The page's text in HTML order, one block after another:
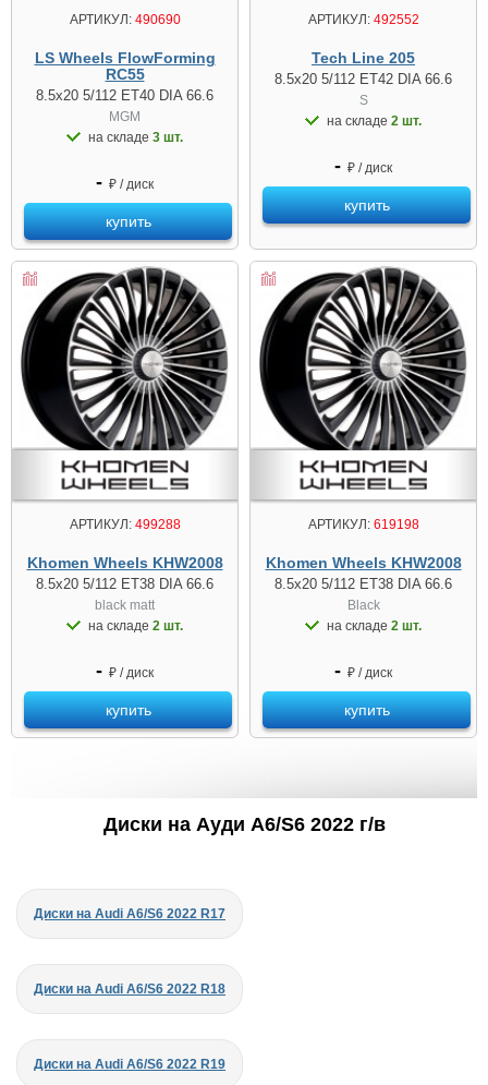
АРТИКУЛ:490690
LS Wheels FlowForming
RC55
8.5x20 5/112 ET40 DIA 66.6
MGM
на складе 3 шт.
- ₽ / диск
купить
АРТИКУЛ:492552
Tech Line 205
8.5x20 5/112 ET42 DIA 66.6
S
на складе 2 шт.
- ₽ / диск
купить
АРТИКУЛ:499288
Khomen Wheels KHW2008
8.5x20 5/112 ET38 DIA 66.6
black matt
на складе 2 шт.
- ₽ / диск
купить
АРТИКУЛ:619198
Khomen Wheels KHW2008
8.5x20 5/112 ET38 DIA 66.6
Black
на складе 2 шт.
- ₽ / диск
купить
Диски на Ауди A6/S6 2022 г/в
Диски на Audi A6/S6 2022 R17
Диски на Audi A6/S6 2022 R18
Диски на Audi A6/S6 2022 R19